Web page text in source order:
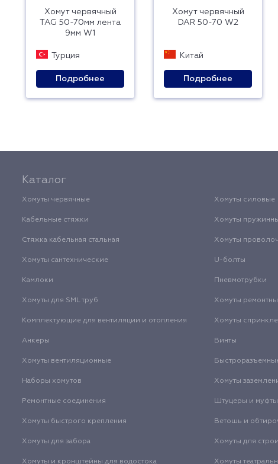
Хомут червячный
TAG 50-70мм лента
9мм W1
Турция
Подробнее
Хомут червячный
DAR 50-70 W2
Китай
Подробнее
Каталог
Хомуты червячные Хомуты силовые
Кабельные стяжки Хомуты
Стяжка кабельная стальная Хомуты
Хомуты сантехнические U-болты
Камлоки Пневмотрубки
Хомуты для SML труб Хомуты
Комплектующие для вентиляции и отопления Хомуты
Анкеры Винты
Хомуты вентиляционные
Наборы хомутов Хомуты
Ремонтные соединения Штуцеры и муфты
Хомуты быстрого крепления Ветошь и
Хомуты для забора Хомуты для
Хомуты и кронштейны для водостока Хомуты